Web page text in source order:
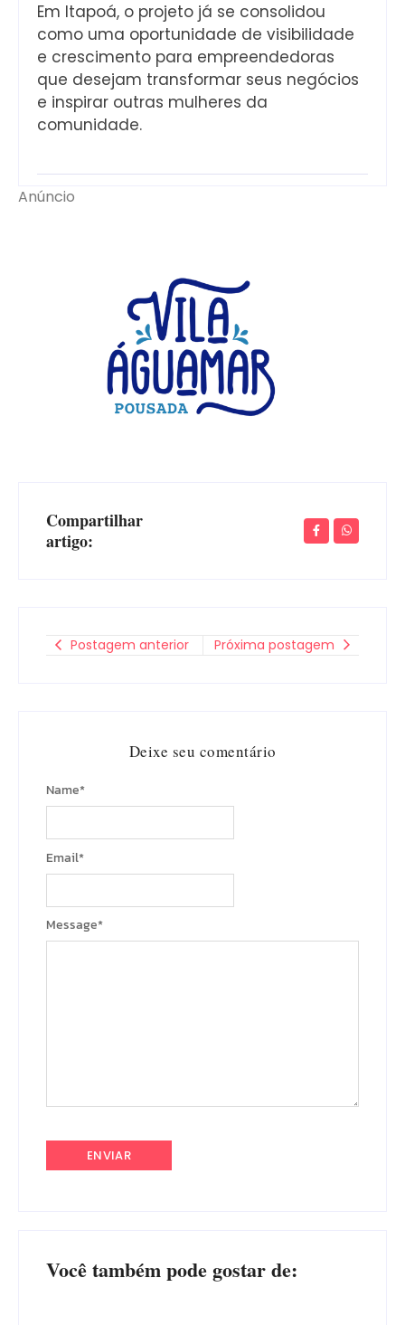
Em Itapoá, o projeto já se consolidou
como uma oportunidade de visibilidade
e crescimento para empreendedoras
que desejam transformar seus negócios
e inspirar outras mulheres da
comunidade.
Anúncio
Compartilhar
artigo:
Postagem anterior Próxima postagem
Deixe seu comentário
Message*
Name*
Email*
Você também pode gostar de: